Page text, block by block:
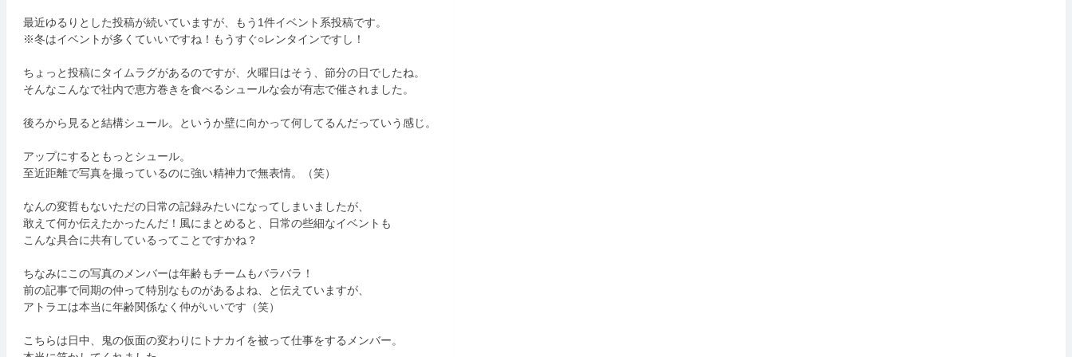
最近ゆるりとした投稿が続いていますが、もう1件イベント系投稿です。
※冬はイベントが多くていいですね！もうすぐ○レンタインですし！
ちょっと投稿にタイムラグがあるのですが、火曜日はそう、節分の日でしたね。
そんなこんなで社内で恵方巻きを食べるシュールな会が有志で催されました。
後ろから見ると結構シュール。というか壁に向かって何してるんだっていう感じ。
アップにするともっとシュール。
至近距離で写真を撮っているのに強い精神力で無表情。（笑）
なんの変哲もないただの日常の記録みたいになってしまいましたが、
敢えて何か伝えたかったんだ！風にまとめると、日常の些細なイベントも
こんな具合に共有しているってことですかね？
ちなみにこの写真のメンバーは年齢もチームもバラバラ！
前の記事で同期の仲って特別なものがあるよね、と伝えていますが、
アトラエは本当に年齢関係なく仲がいいです（笑）
こちらは日中、鬼の仮面の変わりにトナカイを被って仕事をするメンバー。